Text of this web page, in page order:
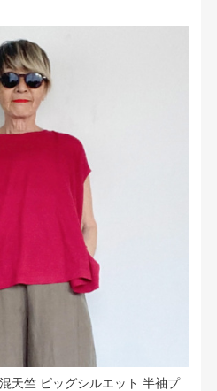
天竺 ビッグシルエット 半袖プ